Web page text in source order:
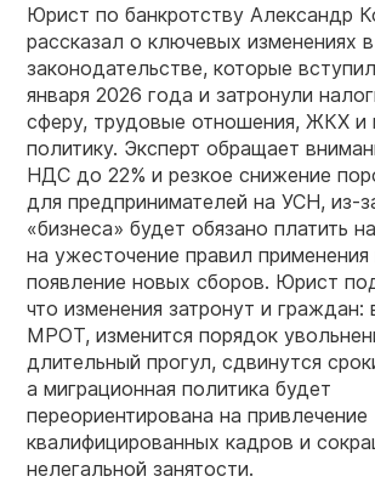
Юрист по банкротству Александр
рассказал о ключевых изменениях в
законодательстве, которые
января 2026 года и затронули
сферу, трудовые отношения, ЖКХ и
политику. Эксперт обращает
НДС до 22% и резкое снижение
для предпринимателей на УСН, из-
«бизнеса» будет обязано платить
на ужесточение правил применения
появление новых сборов. Юрист
что изменения затронут и граждан:
МРОТ, изменится порядок
длительный прогул, сдвинутся
а миграционная политика будет
переориентирована на привлечение
квалифицированных кадров и
нелегальной занятости.